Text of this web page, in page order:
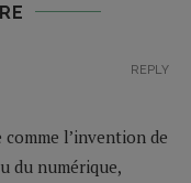
l’invention de
du numérique,
REPLY